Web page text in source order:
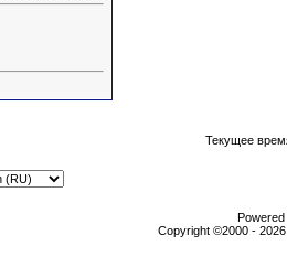
Текущее
Copyright ©2000 -